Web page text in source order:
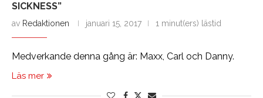
SICKNESS”
av Redaktionen januari 15, 2017 1 minut(ers) lästid
Medverkande denna gång är: Maxx, Carl och Danny.
Läs mer